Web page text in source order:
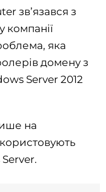
зв’язався з
компанії
яка
домену з
Server 2012
на